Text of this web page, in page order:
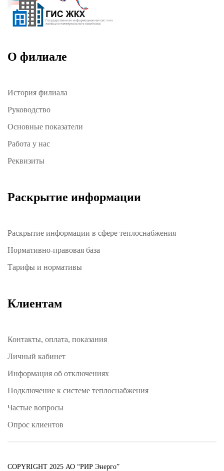
О филиале
История филиала
Руководство
Основные показатели
Работа у нас
Реквизиты
Раскрытие информации
Раскрытие информации в сфере теплоснабжения
Нормативно-правовая база
Тарифы и нормативы
Клиентам
Контакты, оплата, показания
Личный кабинет
Информация об отключениях
Подключение к системе теплоснабжения
Частые вопросы
Опрос клиентов
COPYRIGHT 2025 АО “РИР Энерго”